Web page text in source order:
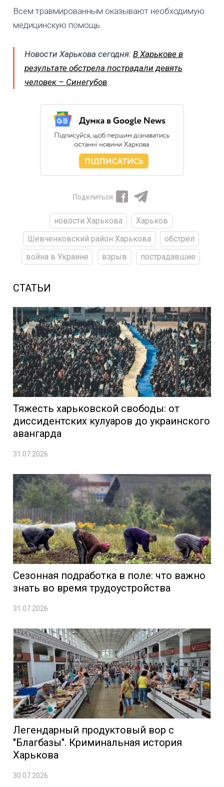
Всем травмированным оказывают необходимую
медицинскую помощь.
Новости Харькова сегодня: В Харькове в
результате обстрела пострадали девять
человек – Синегубов
Поделиться
новости Харькова
Харьков
Шевченковский район Харькова
обстрел
война в Украине
взрыв пострадавшие
СТАТЬИ
Тяжесть харьковской свободы: от
диссидентских кулуаров до украинского
авангарда
31.07.2026
Сезонная подработка в поле: что важно
знать во время трудоустройства
31.07.2026
Легендарный продуктовый вор с
"Благбазы". Криминальная история
Харькова
30.07.2026